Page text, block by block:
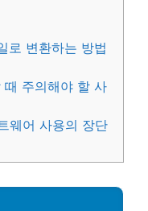
로 변환하는 방법
때 주의해야 할 사
웨어 사용의 장단